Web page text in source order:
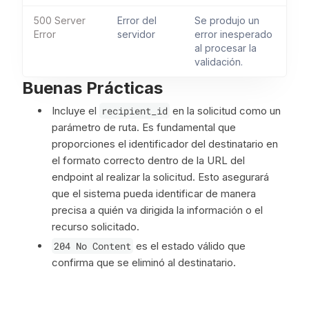
500 Server
Error
Error del
servidor
Se produjo un
error inesperado
al procesar la
validación.
Buenas Prácticas
Incluye el recipient_id en la solicitud como un
parámetro de ruta. Es fundamental que
proporciones el identificador del destinatario en
el formato correcto dentro de la URL del
endpoint al realizar la solicitud. Esto asegurará
que el sistema pueda identificar de manera
precisa a quién va dirigida la información o el
recurso solicitado.
204 No Content es el estado válido que
confirma que se eliminó al destinatario.